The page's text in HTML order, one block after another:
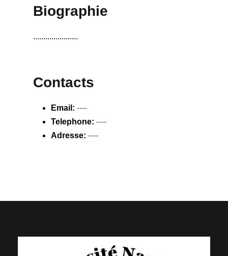
Biographie
......................
Contacts
Email: ----
Telephone: ----
Adresse: ----